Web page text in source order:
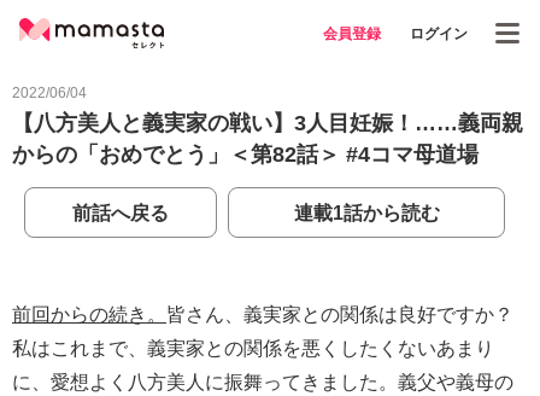
会員登録 ログイン
2022/06/04
【八方美人と義実家の戦い】3人目妊娠！……義両親
からの「おめでとう」＜第82話＞ #4コマ母道場
前話へ戻る 連載1話から読む
前回からの続き。 皆さん、義実家との関係は良好ですか？
私はこれまで、義実家との関係を悪くしたくないあまり
に、愛想よく八方美人に振舞ってきました。義父や義母の